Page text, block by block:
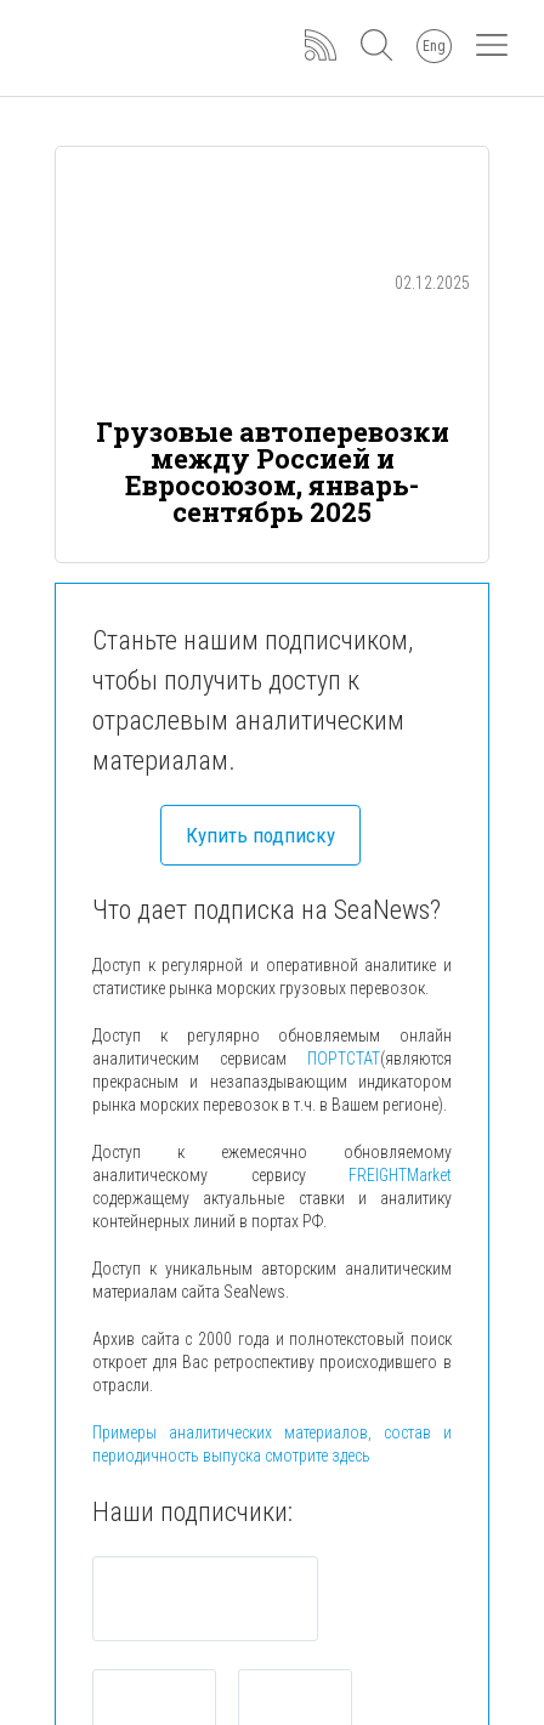
Eng
02.12.2025
Грузовые автоперевозки
между Россией и
Евросоюзом, январь-
сентябрь 2025
Станьте нашим подписчиком,
чтобы получить доступ к
отраслевым аналитическим
материалам.
Купить подписку
Что дает подписка на SeaNews?
Доступ к регулярной и оперативной аналитике и
статистике рынка морских грузовых перевозок.
Доступ к регулярно обновляемым онлайн
аналитическим сервисам ПОРТСТАТ(являются
прекрасным и незапаздывающим индикатором
рынка морских перевозок в т.ч. в Вашем регионе).
Доступ к ежемесячно обновляемому
аналитическому сервису FREIGHTMarket
содержащему актуальные ставки и аналитику
контейнерных линий в портах РФ.
Доступ к уникальным авторским аналитическим
материалам сайта SeaNews.
Архив сайта с 2000 года и полнотекстовый поиск
откроет для Вас ретроспективу происходившего в
отрасли.
Примеры аналитических материалов, состав и
периодичность выпуска смотрите здесь
Наши подписчики: